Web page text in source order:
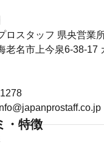
ロスタッフ 県央営業
老名市上今泉6‐38‐17
・特徴